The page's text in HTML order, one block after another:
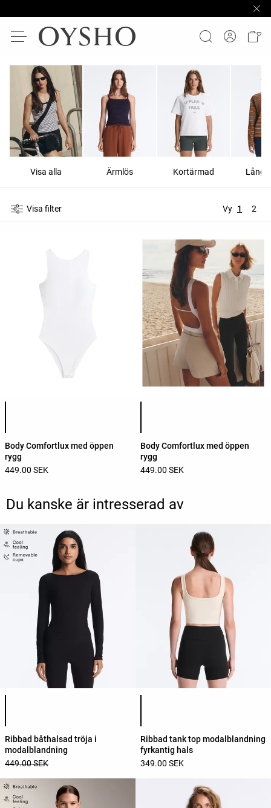
Visa alla Ärmlös Kortärmad
Visa filter Vy 1 2
Body Comfortlux med öppen
rygg
449.00 SEK
Body Comfortlux med öppen
rygg
449.00 SEK
Du kanske är intresserad av
Lista över produktfärger
Ribbad båthalsad tröja i
modalblandning
449.00 SEK
Lista över produktfärger
Ribbad tank top modalblandning
fyrkantig hals
349.00 SEK